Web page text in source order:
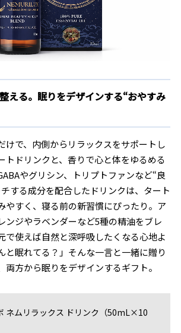
える。眠りをデザインする“おやすみ
けで、内側からリラックスをサポートし
トドリンクと、香りで心と体をゆるめる
やグリシン、トリプトファンなど“良
する成分を配合したドリンクは、タート
やすく、寝る前の新習慣にぴったり。ア
ンジやラベンダーなど5種の精油をブレ
で使えば自然と深呼吸したくなる心地よ
と眠れてる？」そんな一言と一緒に贈り
両方から眠りをデザインするギフト。
ネムリラックス ドリンク（50mL×10